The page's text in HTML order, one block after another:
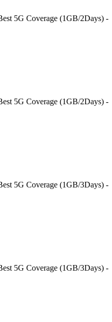
5G Coverage (1GB/2Days) -
5G Coverage (1GB/2Days) -
5G Coverage (1GB/3Days) -
5G Coverage (1GB/3Days) -